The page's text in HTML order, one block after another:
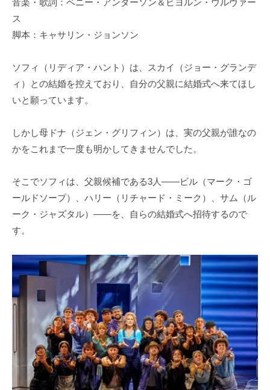
y
m
a
音楽・歌詞：ベニー・アンダーソン＆ビヨルン・ウルヴァー
ス
脚本：キャサリン・ジョンソン
ソフィ（リディア・ハント）は、スカイ（ジョー・グランデ
ィ）との結婚を控えており、自分の父親に結婚式へ来てほし
いと願っています。
しかし母ドナ（ジェン・グリフィン）は、実の父親が誰なの
かをこれまで一度も明かしてきませんでした。
そこでソフィは、父親候補である3人――ビル（マーク・ゴ
ールドソープ）、ハリー（リチャード・ミーク）、サム（ル
ーク・ジャズタル）――を、自らの結婚式へ招待するので
す。